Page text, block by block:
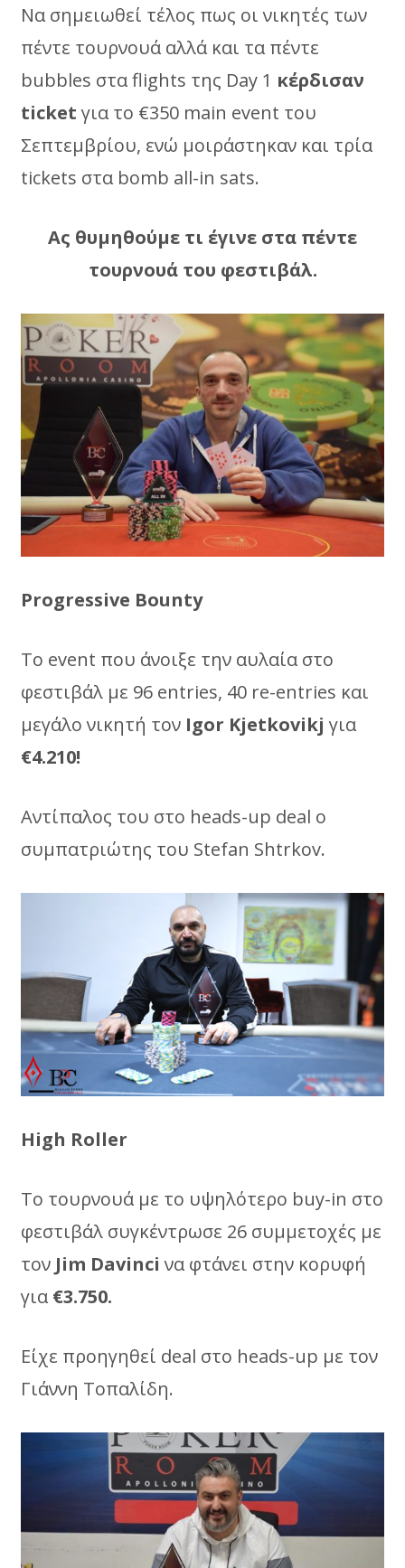
Να σημειωθεί τέλος πως οι νικητές των
πέντε τουρνουά αλλά και τα πέντε
bubbles στα flights της Day 1 κέρδισαν
ticketγια το €350 main event του
Σεπτεμβρίου, ενώ μοιράστηκαν και τρία
tickets στα bomb all-in sats.
Ας θυμηθούμε τι έγινε στα πέντε
τουρνουά του φεστιβάλ.
Progressive Bounty
Το event που άνοιξε την αυλαία στο
φεστιβάλ με 96 entries, 40 re-entries και
μεγάλο νικητή τον Ιgor Kjetkovikj για
€4.210!
Αντίπαλος του στο heads-up deal ο
συμπατριώτης του Stefan Shtrkov.
Ηigh Roller
To τουρνουά με το υψηλότερο buy-in στο
φεστιβάλ συγκέντρωσε 26 συμμετοχές με
τον Jim Davinci να φτάνει στην κορυφή
για€3.750.
Eίχε προηγηθεί deal στο heads-up με τον
Γιάννη Τοπαλίδη.